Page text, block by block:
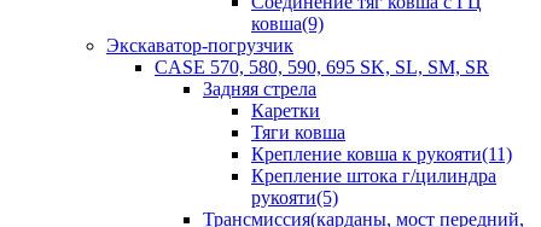
ковша(9)
Экскаватор-погрузчик
CASE 570, 580, 590, 695 SK, SL, SM, SR
Задняя стрела
Каретки
Тяги ковша
Крепление ковша к рукояти(11)
Крепление штока г/цилиндра
рукояти(5)
Трансмиссия(карданы, мост передний,